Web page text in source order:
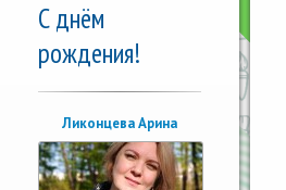
С днём
рождения!
Ликонцева Арина